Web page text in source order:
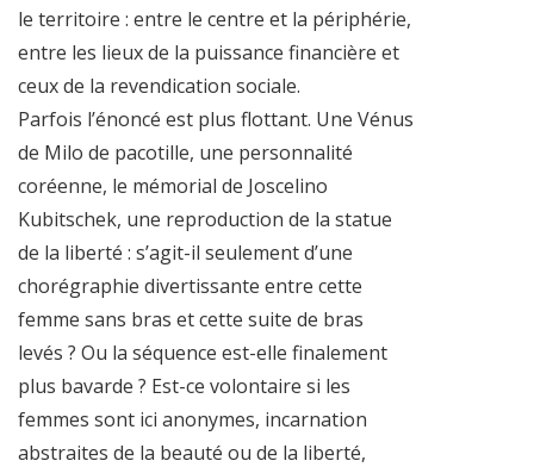
le territoire : entre le centre et la périphérie,
entre les lieux de la puissance financière et
ceux de la revendication sociale.
Parfois l’énoncé est plus flottant. Une Vénus
de Milo de pacotille, une personnalité
coréenne, le mémorial de Joscelino
Kubitschek, une reproduction de la statue
de la liberté : s’agit-il seulement d’une
chorégraphie divertissante entre cette
femme sans bras et cette suite de bras
levés ? Ou la séquence est-elle finalement
plus bavarde ? Est-ce volontaire si les
femmes sont ici anonymes, incarnation
abstraites de la beauté ou de la liberté,